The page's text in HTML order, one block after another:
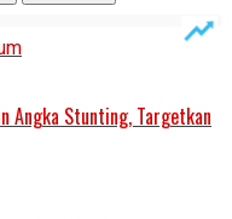
Angka Stunting, Targetkan